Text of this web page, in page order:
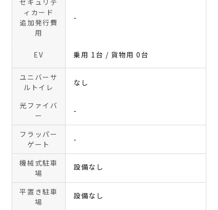
セキュリテ
ィカード
追加発行費
用
-
EV 乗用 1台 / 貨物用 0台
ユニバーサ
ルトイレ
なし
光ファイバ
ー
-
フラッパー
ゲート
-
機械式駐車
場
設備なし
平置き駐車
場
設備なし